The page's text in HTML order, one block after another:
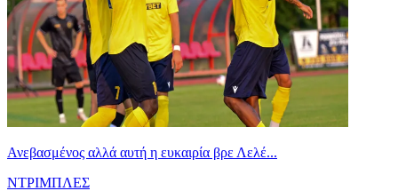
Ανεβασμένος αλλά αυτή η ευκαιρία βρε Λελέ...
ΝΤΡΙΜΠΛΕΣ